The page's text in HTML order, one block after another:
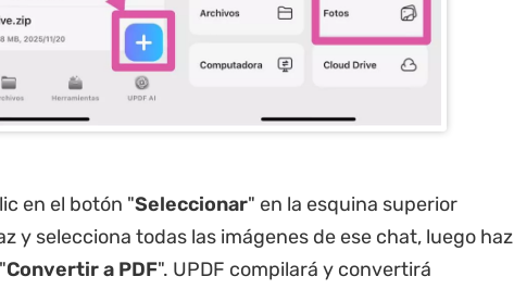
en el botón "Seleccionar" en la esquina superior
y selecciona todas las imágenes de ese chat, luego haz
Convertir a PDF". UPDF compilará y convertirá